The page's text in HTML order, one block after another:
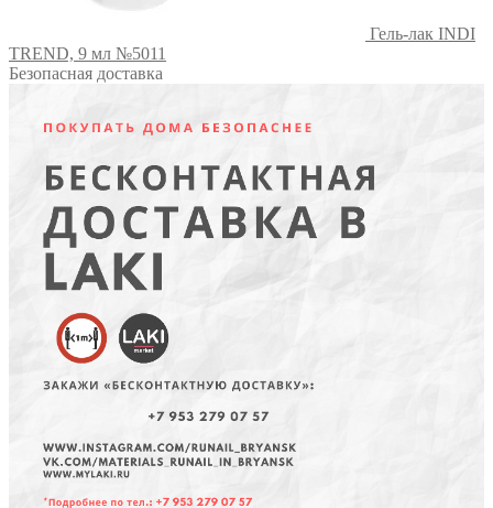
Гель-лак INDI
TREND, 9 мл №5011
Безопасная доставка